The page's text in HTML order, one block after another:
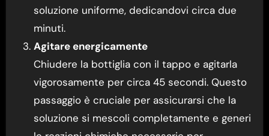
soluzione uniforme, dedicandovi circa due
minuti.
Agitare energicamente
Chiudere la bottiglia con il tappo e agitarla
vigorosamente per circa 45 secondi. Questo
passaggio è cruciale per assicurarsi che la
soluzione si mescoli completamente e generi